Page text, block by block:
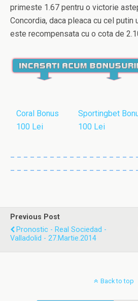
primeste 1.67 pentru o victorie
Concordia, daca pleaca cu cel putin
este recompensata cu o cota de
Coral Bonus
100 Lei
Sportingbet
100 Lei
Previous Post
Pronostic - Real Sociedad -
Valladolid - 27.Martie.2014
Back to top